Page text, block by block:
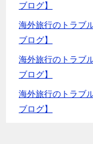
ブログ】
海外旅行のトラブ
ブログ】
海外旅行のトラブ
ブログ】
海外旅行のトラブ
ブログ】